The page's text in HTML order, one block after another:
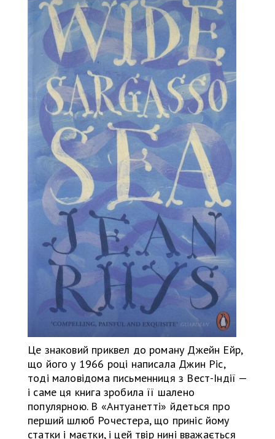
Це знаковий приквел до роману Джейн Ейр,
що його у 1966 році написала Джин Ріс,
тоді маловідома письменниця з Вест-Індії —
і саме ця книга зробила її шалено
популярною. В «Антуанетті» йдеться про
перший шлюб Рочестера, що приніс йому
статки і маєтки, і цей твір нині вважається